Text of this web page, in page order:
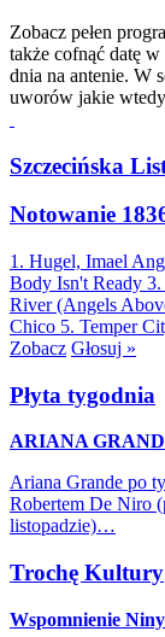
Zobacz pełen
także cofnąć datę
dnia na antenie. W
uworów jakie
Szczecińska
Notowanie
1. Hugel, Imael
Body Isn't Ready 3.
River (Angels
Chico 5. Temper
Zobacz Głosuj »
Płyta tygodnia
ARIANA
Ariana Grande po
Robertem De Niro
listopadzie)…
Trochę Kultury
Wspomnienie